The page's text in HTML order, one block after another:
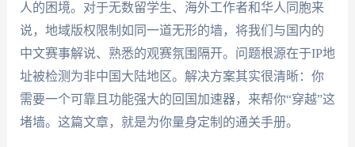
人的困境。对于无数留学生、海外工作者和华人同胞来
说，地域版权限制如同一道无形的墙，将我们与国内的
中文赛事解说、熟悉的观赛氛围隔开。问题根源在于IP地
址被检测为非中国大陆地区。解决方案其实很清晰：你
需要一个可靠且功能强大的回国加速器，来帮你“穿越”这
堵墙。这篇文章，就是为你量身定制的通关手册。